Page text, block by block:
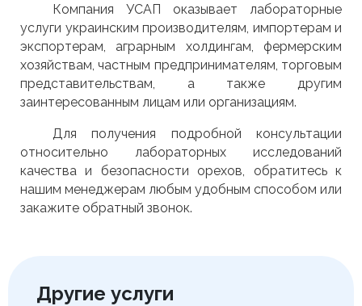
Компания УСАП оказывает лабораторные
услуги украинским производителям, импортерам и
экспортерам, аграрным холдингам, фермерским
хозяйствам, частным предпринимателям, торговым
представительствам, а также другим
заинтересованным лицам или организациям.
Для получения подробной консультации
относительно лабораторных исследований
качества и безопасности орехов, обратитесь к
нашим менеджерам любым удобным способом или
закажите обратный звонок.
Другие услуги